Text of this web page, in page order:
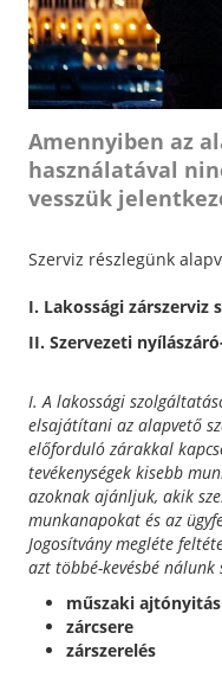
Amennyiben az
használatával
vesszük
Szerviz részlegünk
I. Lakossági zárszerviz
II. Szervezeti
I. A lakossági
elsajátítani az alapvető
előforduló zárakkal
tevékenységek kisebb
azoknak ajánljuk, akik
munkanapokat és az
Jogosítvány megléte
azt többé-kevésbé
műszaki ajtónyitás
zárcsere
zárszerelés